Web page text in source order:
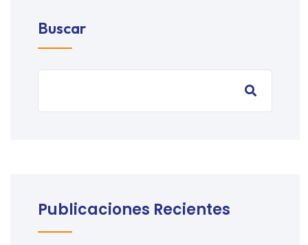
Buscar
Publicaciones Recientes